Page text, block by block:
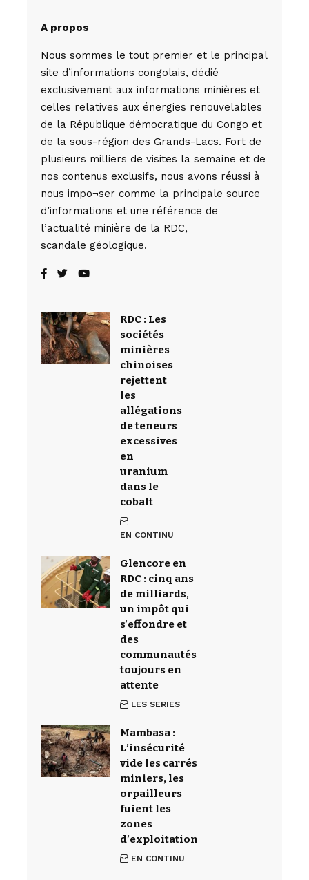
A propos
Nous sommes le tout premier et le principal
site d’informations congolais, dédié
exclusivement aux informations minières et
celles relatives aux énergies renouvelables
de la République démocratique du Congo et
de la sous-région des Grands-Lacs. Fort de
plusieurs milliers de visites la semaine et de
nos contenus exclusifs, nous avons réussi à
nous impo¬ser comme la principale source
d’informations et une référence de
l’actualité minière de la RDC,
scandale géologique.
RDC : Les
sociétés
minières
chinoises
rejettent
les
allégations
de teneurs
excessives
en
uranium
dans le
cobalt
EN CONTINU
Glencore en
RDC : cinq ans
de milliards,
un impôt qui
s’effondre et
des
communautés
toujours en
attente
LES SERIES
Mambasa :
L’insécurité
vide les carrés
miniers, les
orpailleurs
fuient les
zones
d’exploitation
EN CONTINU